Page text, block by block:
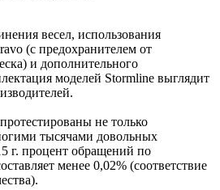
весел, использования
(с предохранителем от
и дополнительного
моделей Stormline выглядит
не только
тысячами довольных
г. процент обращений по
менее 0,02% (соответствие